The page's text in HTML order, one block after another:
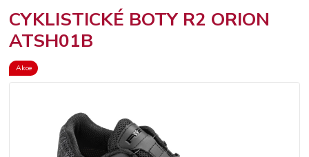
CYKLISTICKÉ BOTY R2 ORION
ATSH01B
Akce